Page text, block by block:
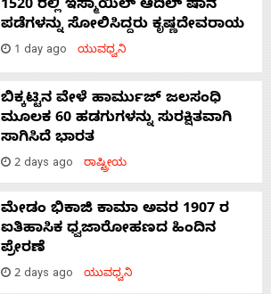
1520 ರಲ್ಲಿ ಇಸ್ಮಾಯಿಲ್ ಆದಿಲ್ ಷಾನ
ಪಡೆಗಳನ್ನು ಸೋಲಿಸಿದ್ದರು ಕೃಷ್ಣದೇವರಾಯ
1 day ago ಯುವಧ್ವನಿ
ಬಿಕ್ಕಟ್ಟಿನ ವೇಳೆ ಹಾರ್ಮುಜ್ ಜಲಸಂಧಿ
ಮೂಲಕ 60 ಹಡಗುಗಳನ್ನು ಸುರಕ್ಷಿತವಾಗಿ
ಸಾಗಿಸಿದೆ ಭಾರತ
2 days ago ರಾಷ್ಟ್ರೀಯ
ಮೇಡಂ ಭಿಕಾಜಿ ಕಾಮಾ ಅವರ 1907 ರ
ಐತಿಹಾಸಿಕ ಧ್ವಜಾರೋಹಣದ ಹಿಂದಿನ
ಪ್ರೇರಣೆ
2 days ago ಯುವಧ್ವನಿ